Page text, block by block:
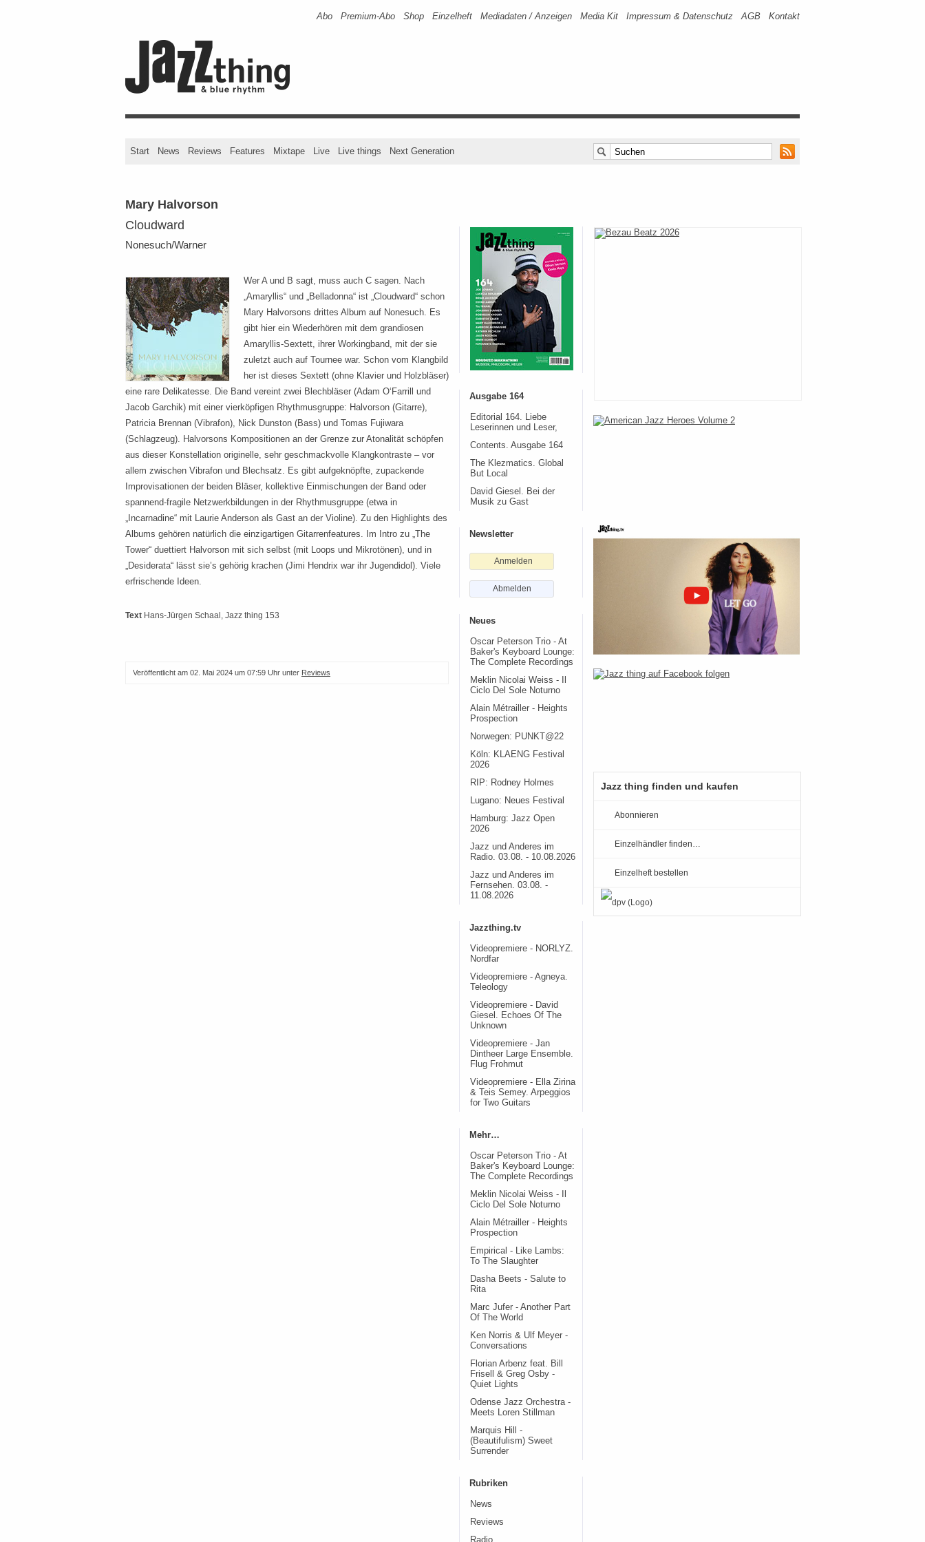
Abo Premium-Abo Shop Einzelheft Mediadaten / Anzeigen Media Kit Impressum & Datenschutz AGB Kontakt
Start News Reviews Features Mixtape Live Live things Next Generation
Mary Halvorson
Cloudward
Nonesuch/Warner
Wer A und B sagt, muss auch C sagen. Nach
„Amaryllis“ und „Belladonna“ ist „Cloudward“ schon
Mary Halvorsons drittes Album auf ­Nonesuch. Es
gibt hier ein Wiederhören mit dem grandiosen
Amaryllis-Sextett, ihrer Workingband, mit der sie
zuletzt auch auf Tournee war. Schon vom Klangbild
her ist dieses Sextett (ohne Klavier und Holzbläser)
eine rare Delika­tesse. Die Band vereint zwei Blechbläser (Adam O‘Farrill und
Jacob Garchik) mit einer vierköpfigen Rhythmusgruppe: Halvorson (Gi­tarre),
Patricia Brennan (Vibrafon), Nick Dunston (Bass) und Tomas Fujiwara
(Schlagzeug). Halvorsons Kompositionen an der Grenze zur Atonalität schöpfen
aus dieser Konstellation originelle, sehr geschmackvolle Klangkontraste – vor
allem zwischen Vibrafon und Blechsatz. Es gibt aufgeknöpfte, zupackende
Improvisationen der beiden Bläser, kollektive Einmischungen der Band oder
spannend-fragile Netzwerkbildungen in der Rhythmusgruppe (etwa in
„Incarnadine“ mit Laurie Anderson als Gast an der Violine). Zu den Highlights des
Albums gehören natürlich die einzigartigen Gitarrenfeatures. Im Intro zu „The
Tower“ duettiert Halvorson mit sich selbst (mit Loops und Mikrotönen), und in
„Desiderata“ lässt sie’s gehörig krachen (Jimi Hendrix war ihr Jugendidol). Viele
erfrischende Ideen.
Text Hans-Jürgen Schaal , Jazz thing 153
Veröffentlicht am 02. Mai 2024 um 07:59 Uhr unter Reviews
Ausgabe 164
Editorial 164. Liebe
Leserinnen und Leser,
Contents. Ausgabe 164
The Klezmatics. Global
But Local
David Giesel. Bei der
Musik zu Gast
Newsletter
Anmelden
Abmelden
Neues
Oscar Peterson Trio - At
Baker's Keyboard Lounge:
The Complete Recordings
Meklin Nicolai Weiss - Il
Ciclo Del Sole Noturno
Alain Métrailler - Heights
Prospection
Norwegen: PUNKT@22
Köln: KLAENG Festival
2026
RIP: Rodney Holmes
Lugano: Neues Festival
Hamburg: Jazz Open
2026
Jazz und Anderes im
Radio. 03.08. - 10.08.2026
Jazz und Anderes im
Fernsehen. 03.08. -
11.08.2026
Jazzthing.tv
Videopremiere - NORLYZ.
Nordfar
Videopremiere - Agneya.
Teleology
Videopremiere - David
Giesel. Echoes Of The
Unknown
Videopremiere - Jan
Dintheer Large Ensemble.
Flug Frohmut
Videopremiere - Ella Zirina
& Teis Semey. Arpeggios
for Two Guitars
Mehr…
Oscar Peterson Trio - At
Baker's Keyboard Lounge:
The Complete Recordings
Meklin Nicolai Weiss - Il
Ciclo Del Sole Noturno
Alain Métrailler - Heights
Prospection
Empirical - Like Lambs:
To The Slaughter
Dasha Beets - Salute to
Rita
Marc Jufer - Another Part
Of The World
Ken Norris & Ulf Meyer -
Conversations
Florian Arbenz feat. Bill
Frisell & Greg Osby -
Quiet Lights
Odense Jazz Orchestra -
Meets Loren Stillman
Marquis Hill -
(Beautifulism) Sweet
Surrender
Rubriken
News
Reviews
Radio
Jazz thing finden und kaufen
Abonnieren
Einzelhändler finden…
Einzelheft bestellen